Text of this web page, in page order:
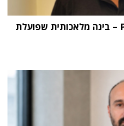
"העתיד הוא Physical AI – בינה מלאכותית שפועלת